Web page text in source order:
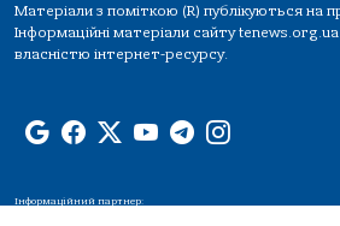
Матеріали з поміткою (R) публікуються на
Інформаційні матеріали сайту
власністю інтернет-ресурсу.
Інформаційний партнер: